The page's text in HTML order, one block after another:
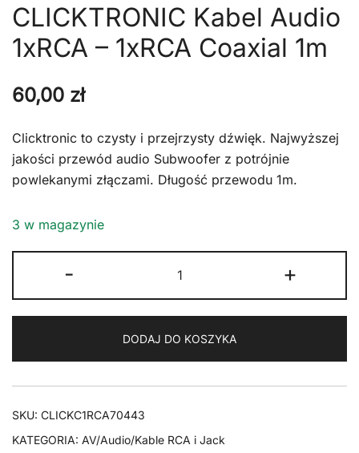
CLICKTRONIC Kabel Audio
1xRCA – 1xRCA Coaxial 1m
60,00 zł
Clicktronic to czysty i przejrzysty dźwięk. Najwyższej
jakości przewód audio Subwoofer z potrójnie
powlekanymi złączami. Długość przewodu 1m.
3 w magazynie
-
CLICKTRONIC
Kabel
1xRCA
-
1xRCA
+
DODAJ DO KOSZYKA
SKU: CLICKC1RCA70443
KATEGORIA: AV/Audio/Kable RCA i Jack